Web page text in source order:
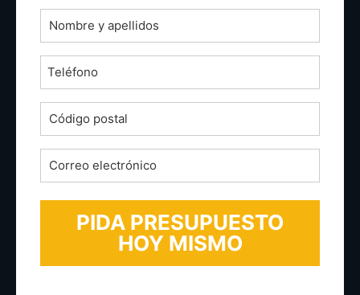
Nombre
completo
*Teléfono
Código
postal
*Correo
electrónico
*